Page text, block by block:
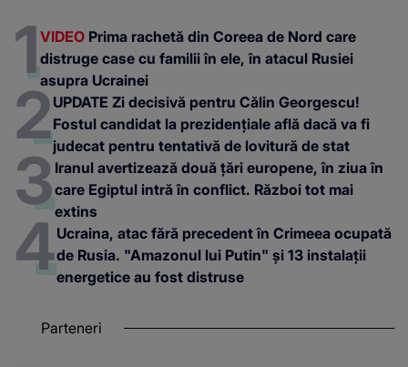
VIDEO Prima rachetă din Coreea de Nord care
distruge case cu familii în ele, în atacul Rusiei
asupra Ucrainei
UPDATE Zi decisivă pentru Călin Georgescu!
Fostul candidat la prezidențiale află dacă va fi
judecat pentru tentativă de lovitură de stat
Iranul avertizează două țări europene, în ziua în
care Egiptul intră în conflict. Război tot mai
extins
Ucraina, atac fără precedent în Crimeea ocupată
de Rusia. "Amazonul lui Putin" și 13 instalații
energetice au fost distruse
Parteneri